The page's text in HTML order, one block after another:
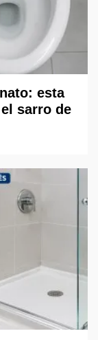
esta
sarro de